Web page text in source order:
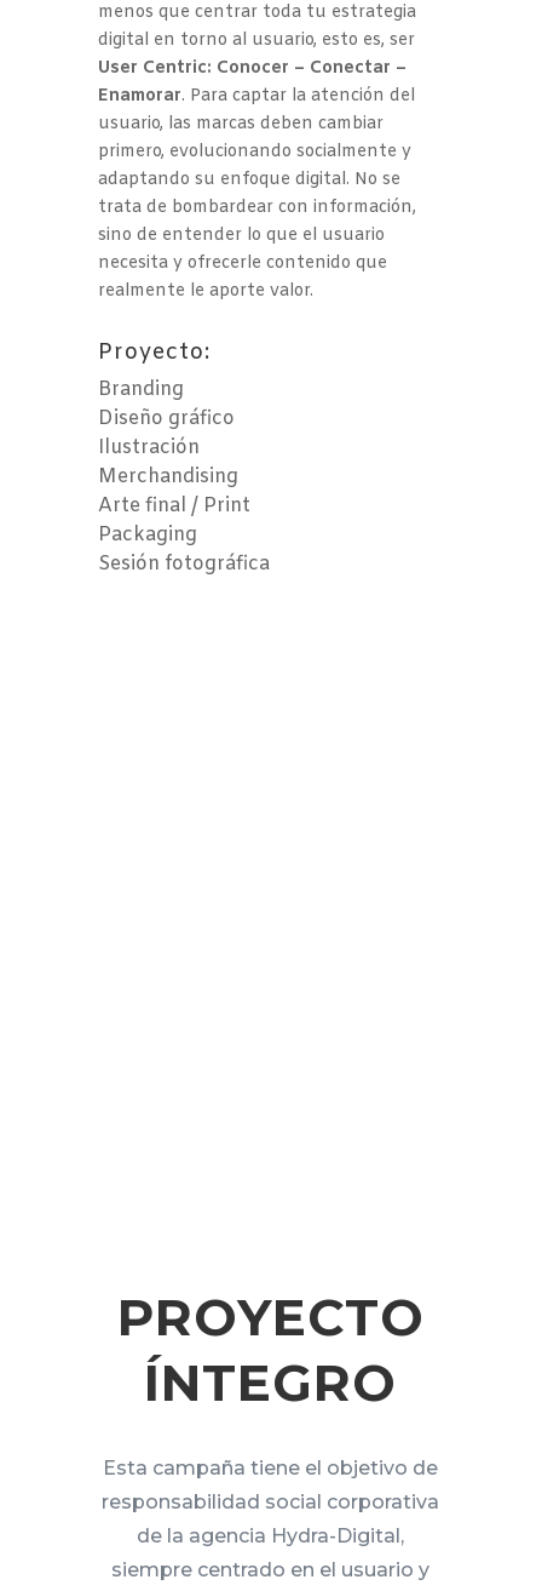
menos que centrar toda tu estrategia
digital en torno al usuario, esto es, ser
User Centric: Conocer – Conectar –
Enamorar. Para captar la atención del
usuario, las marcas deben cambiar
primero, evolucionando socialmente y
adaptando su enfoque digital. No se
trata de bombardear con información,
sino de entender lo que el usuario
necesita y ofrecerle contenido que
realmente le aporte valor.
Proyecto:
Branding
Diseño gráfico
Ilustración
Merchandising
Arte final / Print
Packaging
Sesión fotográfica
PROYECTO
ÍNTEGRO
Esta campaña tiene el objetivo de
responsabilidad social corporativa
de la agencia Hydra-Digital,
siempre centrado en el usuario y